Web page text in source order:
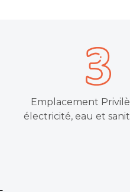
Emplacement
électricité, eau et